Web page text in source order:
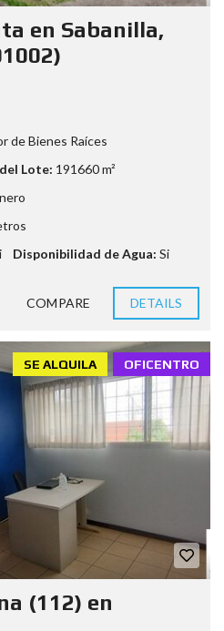
en Sabanilla,
de Bienes Raíces
Lote: 191660 m²
Disponibilidad de Agua: Si
COMPARE DETAILS
OFICENTRO
SE ALQUILA
(112) en